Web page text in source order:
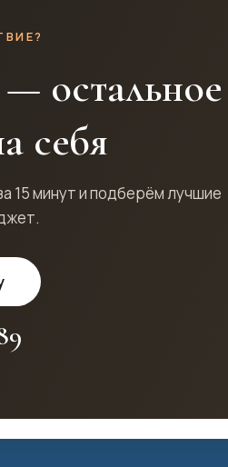
остальное
себя
15 минут и подберём лучшие